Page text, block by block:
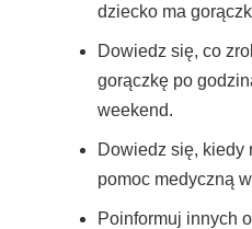
dziecko ma
Dowiedz się, co
gorączkę po
weekend.
Dowiedz się, kiedy
pomoc medyczną
Poinformuj innych